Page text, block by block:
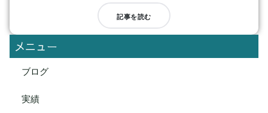
記事を読む
メニュー
ブログ
実績